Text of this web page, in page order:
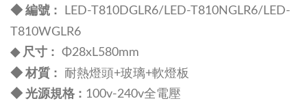
◆ 編號 : LED-T810DGLR6/ LED-T810NGLR6/ LED-
T810WGLR6
◆ 尺寸 :
Φ28xL580mm
◆ 材質 : 耐熱燈頭+玻璃+軟燈板
◆ 光源規格 : 100v-240v全電壓